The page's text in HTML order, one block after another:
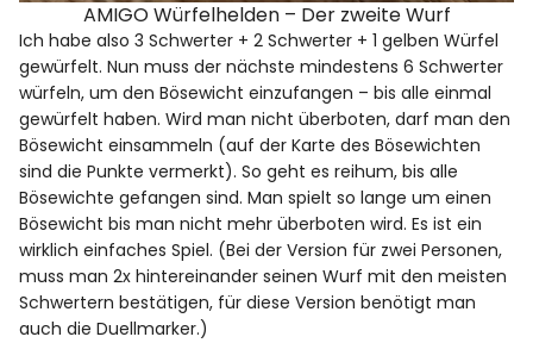
AMIGO Würfelhelden – Der zweite Wurf
Ich habe also 3 Schwerter + 2 Schwerter + 1 gelben Würfel
gewürfelt. Nun muss der nächste mindestens 6 Schwerter
würfeln, um den Bösewicht einzufangen – bis alle einmal
gewürfelt haben. Wird man nicht überboten, darf man den
Bösewicht einsammeln (auf der Karte des Bösewichten
sind die Punkte vermerkt). So geht es reihum, bis alle
Bösewichte gefangen sind. Man spielt so lange um einen
Bösewicht bis man nicht mehr überboten wird. Es ist ein
wirklich einfaches Spiel. (Bei der Version für zwei Personen,
muss man 2x hintereinander seinen Wurf mit den meisten
Schwertern bestätigen, für diese Version benötigt man
auch die Duellmarker.)